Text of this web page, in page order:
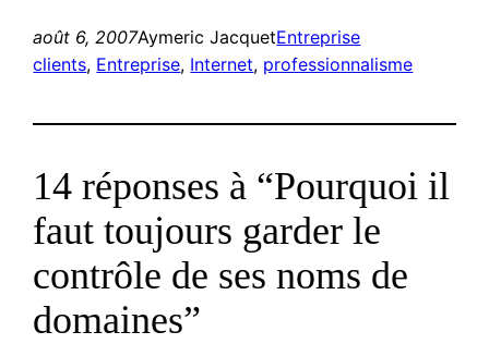
août 6, 2007Aymeric JacquetEntreprise
clients, Entreprise, Internet, professionnalisme
14 réponses à “Pourquoi il
faut toujours garder le
contrôle de ses noms de
domaines”